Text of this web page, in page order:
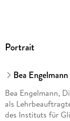
Portrait
Bea Engelmann
Bea Engelmann,
als
des Instituts für